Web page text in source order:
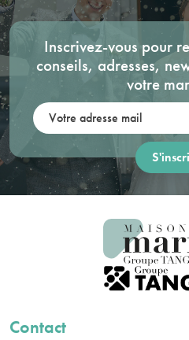
Inscrivez-vous pour
conseils, adresses,
votre
Contact